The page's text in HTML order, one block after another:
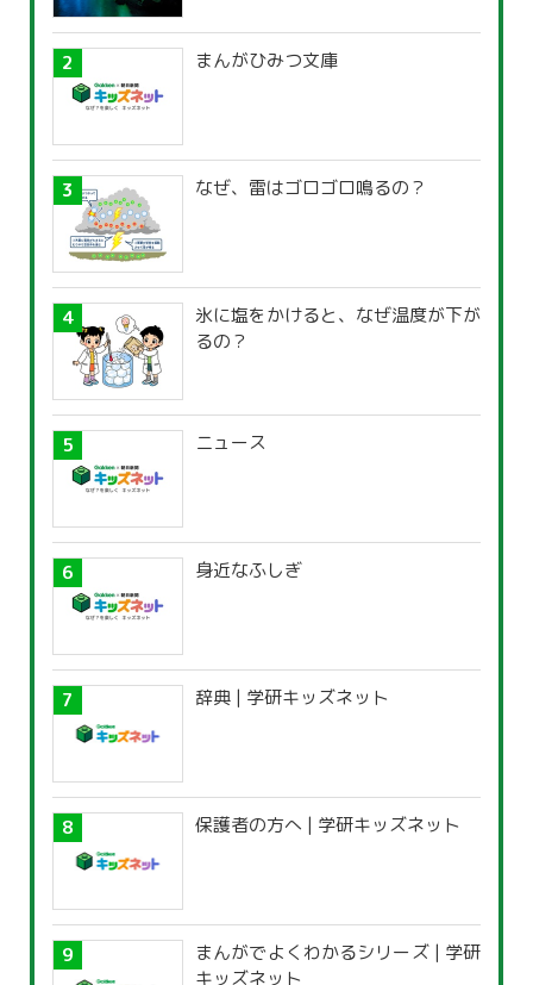
まんがひみつ文庫
なぜ、雷はゴロゴロ鳴るの？
氷に塩をかけると、なぜ温度が下が
るの？
ニュース
身近なふしぎ
辞典 | 学研キッズネット
保護者の方へ | 学研キッズネット
まんがでよくわかるシリーズ | 学研
キッズネット